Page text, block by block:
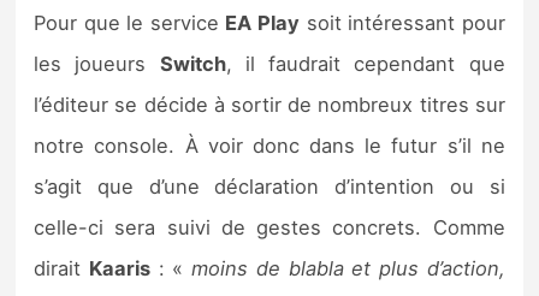
Pour que le service EA Play soit intéressant pour
les joueurs Switch, il faudrait cependant que
l’éditeur se décide à sortir de nombreux titres sur
notre console. À voir donc dans le futur s’il ne
s’agit que d’une déclaration d’intention ou si
celle-ci sera suivi de gestes concrets. Comme
dirait Kaaris: «moins de blabla et plus d’action,